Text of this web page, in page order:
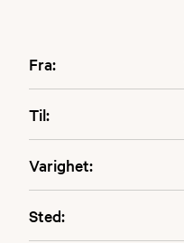
Fra:
Til:
Varighet:
Sted: